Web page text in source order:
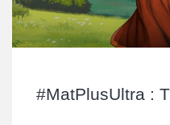
#MatPlusUltra :